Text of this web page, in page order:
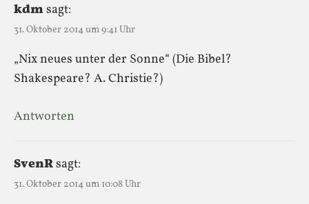
kdmsagt:
31. Oktober 2014 um 9:41 Uhr
„Nix neues unter der Sonne“ (Die Bibel?
Shakespeare? A. Christie?)
Antworten
SvenRsagt:
31. Oktober 2014 um 10:08 Uhr